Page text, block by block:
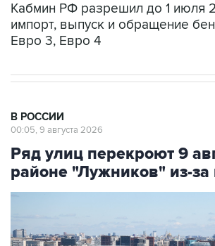
Кабмин РФ разрешил до 1 июля
импорт, выпуск и обращение
Евро 3, Евро 4
В РОССИИ
00:05, 9 августа 2026
Ряд улиц перекроют 9
районе "Лужников" из-за